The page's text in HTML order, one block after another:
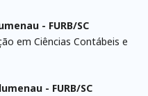
- FURB/SC
em Ciências Contábeis e
- FURB/SC